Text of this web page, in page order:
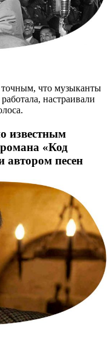
что музыканты
настраивали
известным
«Код
песен